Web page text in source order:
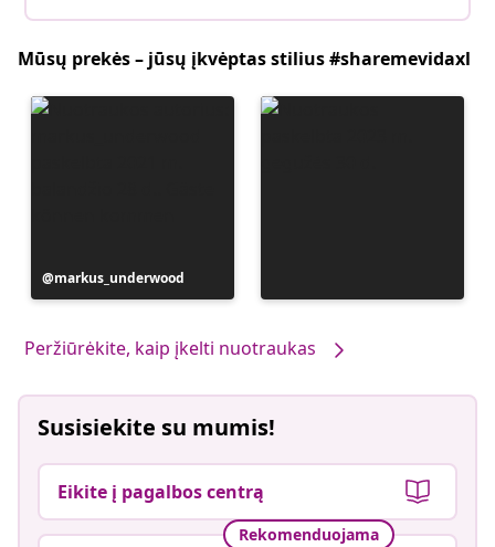
Mūsų prekės – jūsų įkvėptas stilius #sharemevidaxl
Įrašą
paskelbė
markus_underwood
Peržiūrėkite, kaip įkelti nuotraukas
Susisiekite su mumis!
Eikite į pagalbos centrą
Rekomenduojama